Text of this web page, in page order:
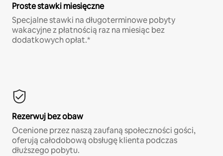
Proste stawki miesięczne
Specjalne stawki na długoterminowe pobyty
wakacyjne z płatnością raz na miesiąc bez
dodatkowych opłat.*
Rezerwuj bez obaw
Ocenione przez naszą zaufaną społeczności gości,
oferują całodobową obsługę klienta podczas
dłuższego pobytu.